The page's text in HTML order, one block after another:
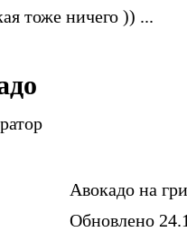
тоже ничего )) ...
Авокадо на
Обновлено